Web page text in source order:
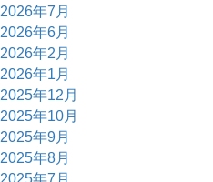
2026年7月
2026年6月
2026年2月
2026年1月
2025年12月
2025年10月
2025年9月
2025年8月